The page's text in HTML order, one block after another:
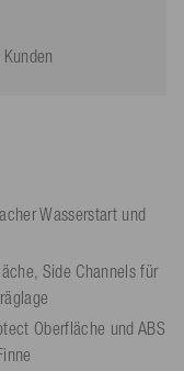
Wasserstart und
Side Channels für
Oberfläche und ABS